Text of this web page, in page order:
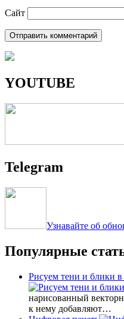
Сайт
YOUTUBE
Telegram
Узнавайте об
Популярные
Рисуем тени и блики
нарисованный
к нему добавляют…